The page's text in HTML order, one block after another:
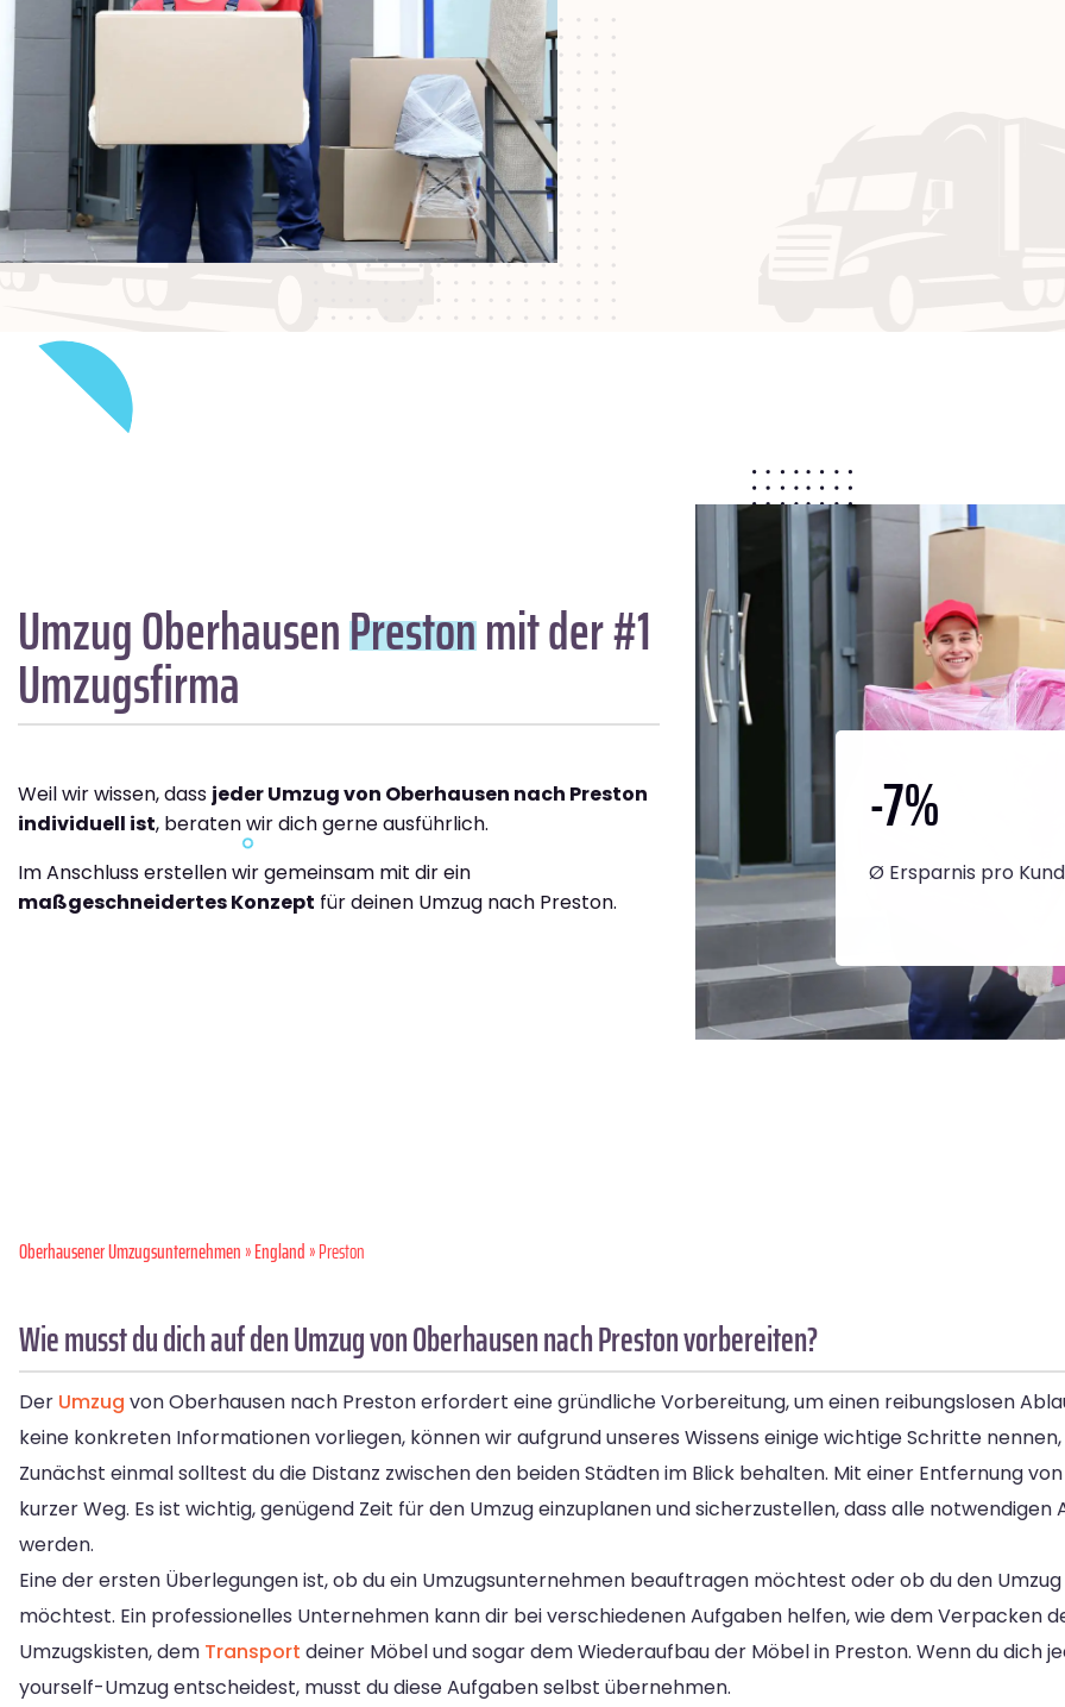
Umzug OberhausenPrestonmit der #1
Umzugsfirma
Weil wir wissen, dass jeder Umzug von Oberhausen nach Preston
individuell ist, beraten wir dich gerne ausführlich.
Im Anschluss erstellen wir gemeinsam mit dir ein
maßgeschneidertes Konzept für deinen Umzug nach Preston.
-7%
Ø Ersparnis pro
Oberhausener Umzugsunternehmen»England» Preston
Wie musst du dich auf den Umzug von Oberhausen nach Preston vorbereiten?
Der Umzug von Oberhausen nach Preston erfordert eine gründliche Vorbereitung, um einen reibungslosen
keine konkreten Informationen vorliegen, können wir aufgrund unseres Wissens einige wichtige Schritte
Zunächst einmal solltest du die Distanz zwischen den beiden Städten im Blick behalten. Mit einer Entfernung
kurzer Weg. Es ist wichtig, genügend Zeit für den Umzug einzuplanen und sicherzustellen, dass alle
werden.
Eine der ersten Überlegungen ist, ob du ein Umzugsunternehmen beauftragen möchtest oder ob du den
möchtest. Ein professionelles Unternehmen kann dir bei verschiedenen Aufgaben helfen, wie dem Verpacken
Umzugskisten, dem Transport deiner Möbel und sogar dem Wiederaufbau der Möbel in Preston. Wenn du dich
yourself-Umzug entscheidest, musst du diese Aufgaben selbst übernehmen.